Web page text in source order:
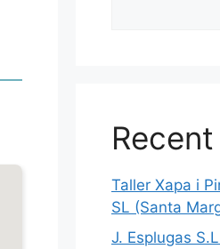
Taller Xapa i
SL (Santa
J. Esplugas